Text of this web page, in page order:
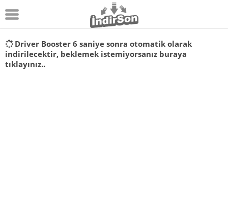
Android
Pc Oyunları
Driver Booster 6 saniye sonra otomatik olarak
indirilecektir, beklemek istemiyorsanız buraya
tıklayınız..